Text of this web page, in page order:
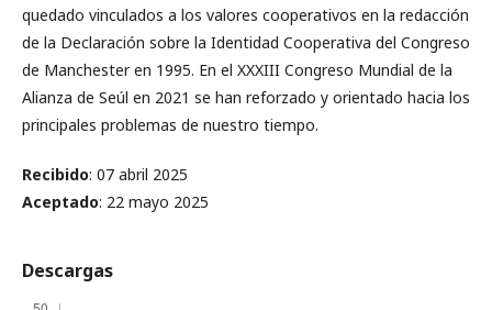
quedado vinculados a los valores cooperativos en la redacción
de la Declaración sobre la Identidad Cooperativa del Congreso
de Manchester en 1995. En el XXXIII Congreso Mundial de la
Alianza de Seúl en 2021 se han reforzado y orientado hacia los
principales problemas de nuestro tiempo.
Recibido: 07 abril 2025
Aceptado: 22 mayo 2025
Descargas